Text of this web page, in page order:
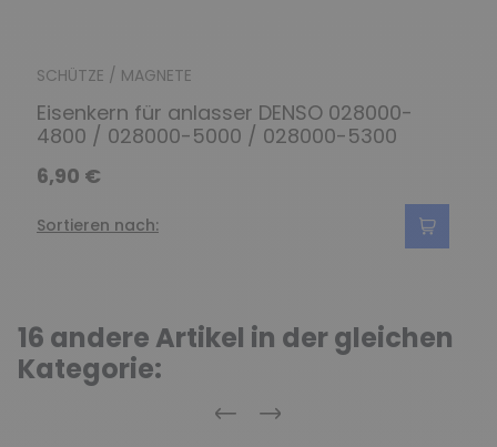
SCHÜTZE / MAGNETE
Eisenkern für anlasser DENSO 028000-
4800 / 028000-5000 / 028000-5300
6,90 €
Sortieren nach:
16 andere Artikel in der gleichen
Kategorie:
ZurückWeiter